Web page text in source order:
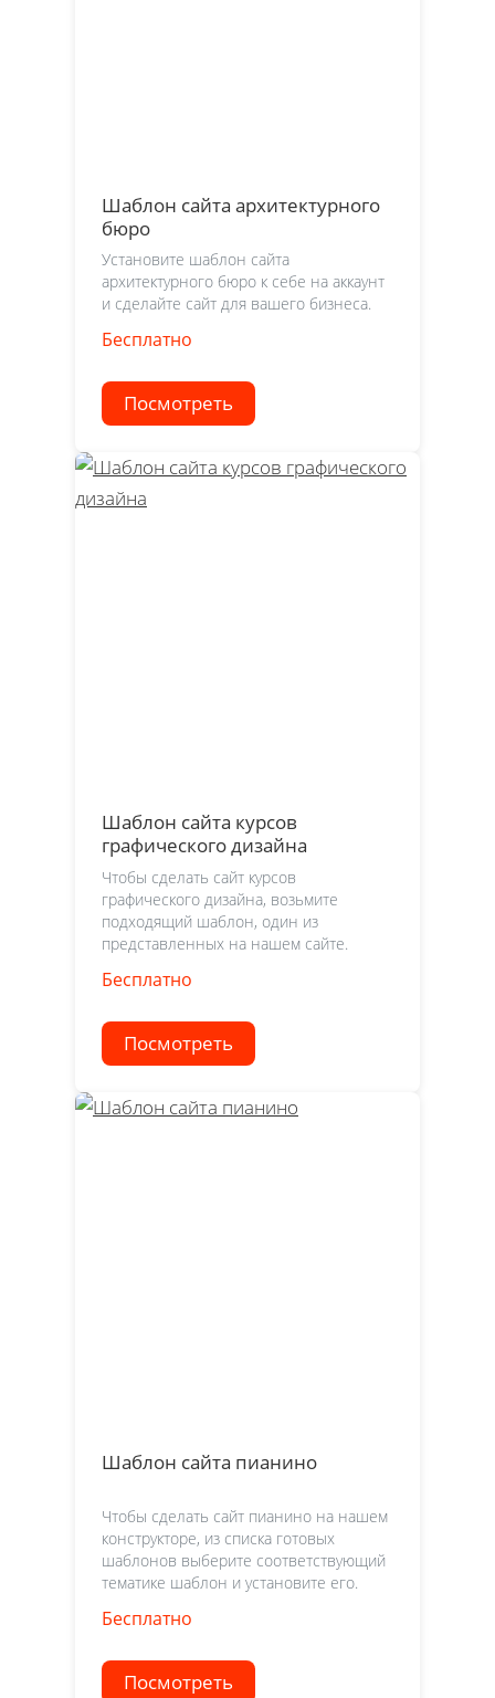
Шаблон сайта архитектурного
бюро
Установите шаблон сайта
архитектурного бюро к себе на аккаунт
и сделайте сайт для вашего бизнеса.
Бесплатно
Посмотреть
Шаблон сайта курсов
графического дизайна
Чтобы сделать сайт курсов
графического дизайна, возьмите
подходящий шаблон, один из
представленных на нашем сайте.
Бесплатно
Посмотреть
Шаблон сайта пианино
Чтобы сделать сайт пианино на нашем
конструкторе, из списка готовых
шаблонов выберите соответствующий
тематике шаблон и установите его.
Бесплатно
Посмотреть